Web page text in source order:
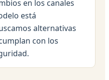
en los canales
está
alternativas
con los